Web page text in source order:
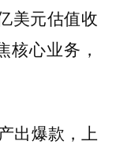
美元估值收
核心业务，
出爆款，上